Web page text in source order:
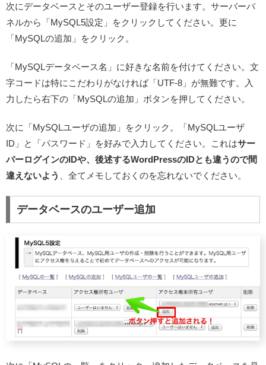
次にデータベースとそのユーザー登録を行います。サーバーパ
ネルから「MySQL5設定」をクリックしてください。更に
「MySQLの追加」をクリック。
「MySQLデータベース名」に好きな名前を付けてください。文
字コードは特にこだわりがなければ「UTF-8」が無難です。入
力したら右下の「MySQLの追加」ボタンを押してください。
次に「MySQLユーザの追加」をクリック。「MySQLユーザ
ID」と「パスワード」を好みで入力してください。これはサー
バーログインのIDや、後述するWordPressのIDとも違うので間
違えないよう
、全てメモしておくのを忘れないでください。
データベースのユーザー追加